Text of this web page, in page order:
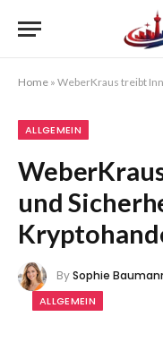
Home » WeberKraus treibt
ALLGEMEIN
und
BySophie
ALLGEMEIN